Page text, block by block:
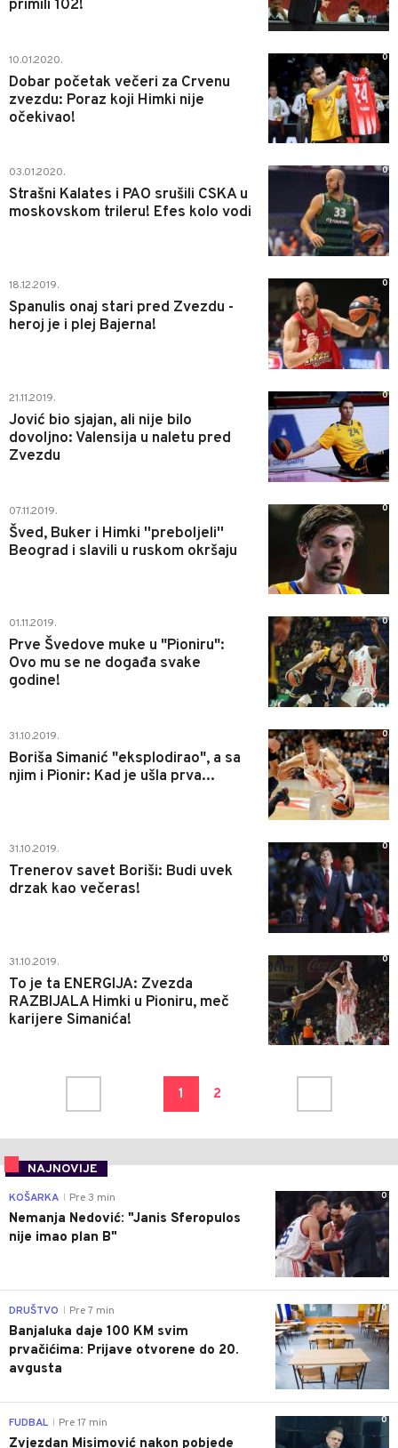
primili 102!
10.01.2020.
Dobar početak večeri za Crvenu
zvezdu: Poraz koji Himki nije
očekivao!
0
03.01.2020.
Strašni Kalates i PAO srušili CSKA u
moskovskom trileru! Efes kolo vodi
0
18.12.2019.
Spanulis onaj stari pred Zvezdu -
heroj je i plej Bajerna!
0
21.11.2019.
Jović bio sjajan, ali nije bilo
dovoljno: Valensija u naletu pred
Zvezdu
0
07.11.2019.
Šved, Buker i Himki ''preboljeli''
Beograd i slavili u ruskom okršaju
0
01.11.2019.
Prve Švedove muke u "Pioniru":
Ovo mu se ne događa svake
godine!
0
31.10.2019.
Boriša Simanić "eksplodirao", a sa
njim i Pionir: Kad je ušla prva...
0
31.10.2019.
Trenerov savet Boriši: Budi uvek
drzak kao večeras!
0
31.10.2019.
To je ta ENERGIJA: Zvezda
RAZBIJALA Himki u Pioniru, meč
karijere Simanića!
0
1 2
NAJNOVIJE
0
KOŠARKA Pre 3 min
Nemanja Nedović: "Janis Sferopulos
nije imao plan B"
0
DRUŠTVO Pre 7 min
Banjaluka daje 100 KM svim
prvačićima: Prijave otvorene do 20.
avgusta
0
FUDBAL Pre 17 min
Zvjezdan Misimović nakon pobjede